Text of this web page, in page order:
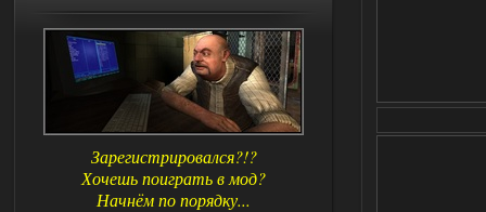
Зарегистрировался?!?
Хочешь поиграть в мод?
Начнём по порядку...